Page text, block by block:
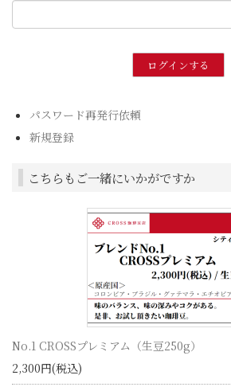
パスワード再発行依頼
新規登録
こちらもご一緒にいかがですか
No.1 CROSSプレミアム（生豆250g）
2,300円(税込)